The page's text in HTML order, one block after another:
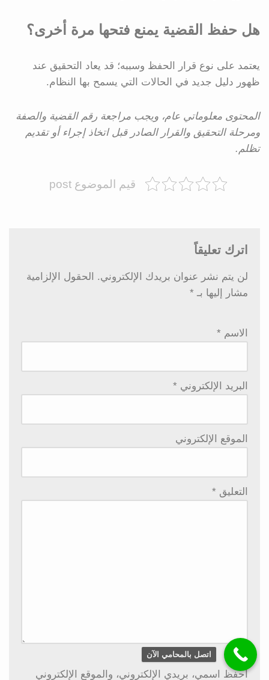
هل حفظ القضية يمنع فتحها مرة أخرى؟
يعتمد على نوع قرار الحفظ وسببه؛ قد يعاد التحقيق عند
ظهور دليل جديد في الحالات التي يسمح بها النظام.
المحتوى معلوماتي عام، ويجب مراجعة رقم القضية والصفة
ومرحلة التحقيق والقرار الصادر قبل اتخاذ إجراء أو تقديم
تظلم.
قيم الموضوع post
اترك تعليقاً
لن يتم نشر عنوان بريدك الإلكتروني.
الحقول الإلزامية
مشار إليها بـ *
الاسم *
البريد الإلكتروني *
الموقع الإلكتروني
التعليق *
احفظ اسمي، بريدي الإلكتروني، والموقع الإلكتروني
اتصل بالمحامي الآن